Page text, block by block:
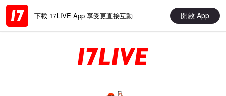
下載 17LIVE App 享受更直接互動 開啟 App